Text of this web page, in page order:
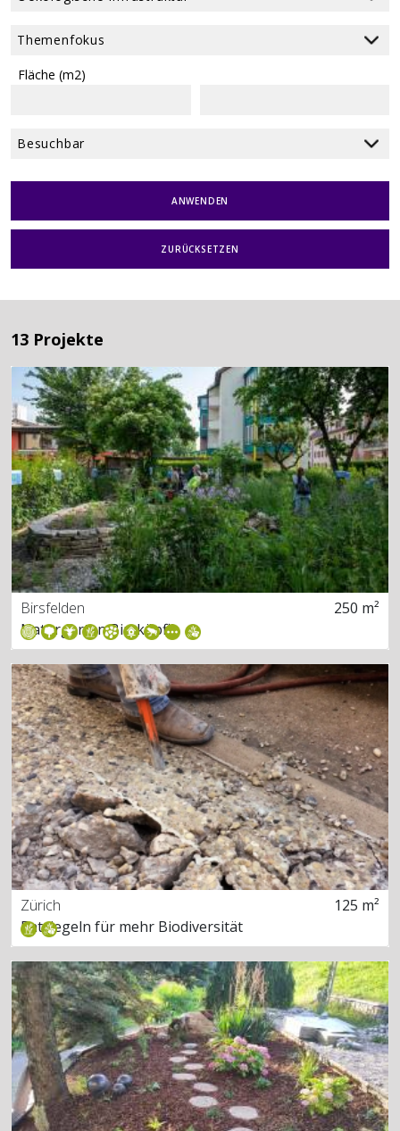
Fläche (m2)
ANWENDEN
ZURÜCKSETZEN
13 Projekte
Birsfelden
250 m²
Naturgarten Birsköpfli
Zürich
125 m²
Entsiegeln für mehr Biodiversität